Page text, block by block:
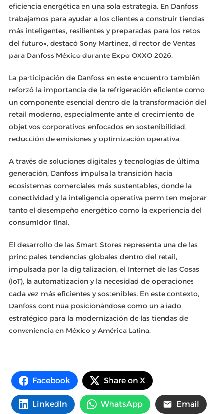
eficiencia energética en una sola estrategia. En Danfoss
trabajamos para ayudar a los clientes a construir tiendas
más inteligentes, resilientes y preparadas para los retos
del futuro», destacó Sony Martinez, director de Ventas
para Danfoss México durante Expo OXXO 2026.
La participación de Danfoss en este encuentro también
reforzó la importancia de la refrigeración eficiente como
un componente esencial dentro de la transformación del
retail moderno, especialmente ante el crecimiento de
objetivos corporativos enfocados en sostenibilidad,
reducción de emisiones y optimización operativa.
A través de soluciones digitales y tecnologías de última
generación, Danfoss impulsa la transición hacia
ecosistemas comerciales más sustentables, donde la
conectividad y la inteligencia operativa permiten mejorar
tanto el desempeño energético como la experiencia del
consumidor final.
El desarrollo de las Smart Stores representa una de las
principales tendencias globales dentro del retail,
impulsada por la digitalización, el Internet de las Cosas
(IoT), la automatización y la necesidad de operaciones
cada vez más eficientes y sostenibles. En este contexto,
Danfoss continúa posicionándose como un aliado
estratégico para la modernización de las tiendas de
conveniencia en México y América Latina.
Facebook Share on X
LinkedIn WhatsApp Email